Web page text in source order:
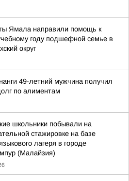
Ямала направили помощь к
году подшефной семье в
округ
49-летний мужчина получил
по алиментам
школьники побывали на
стажировке на базе
лагеря в городе
(Малайзия)